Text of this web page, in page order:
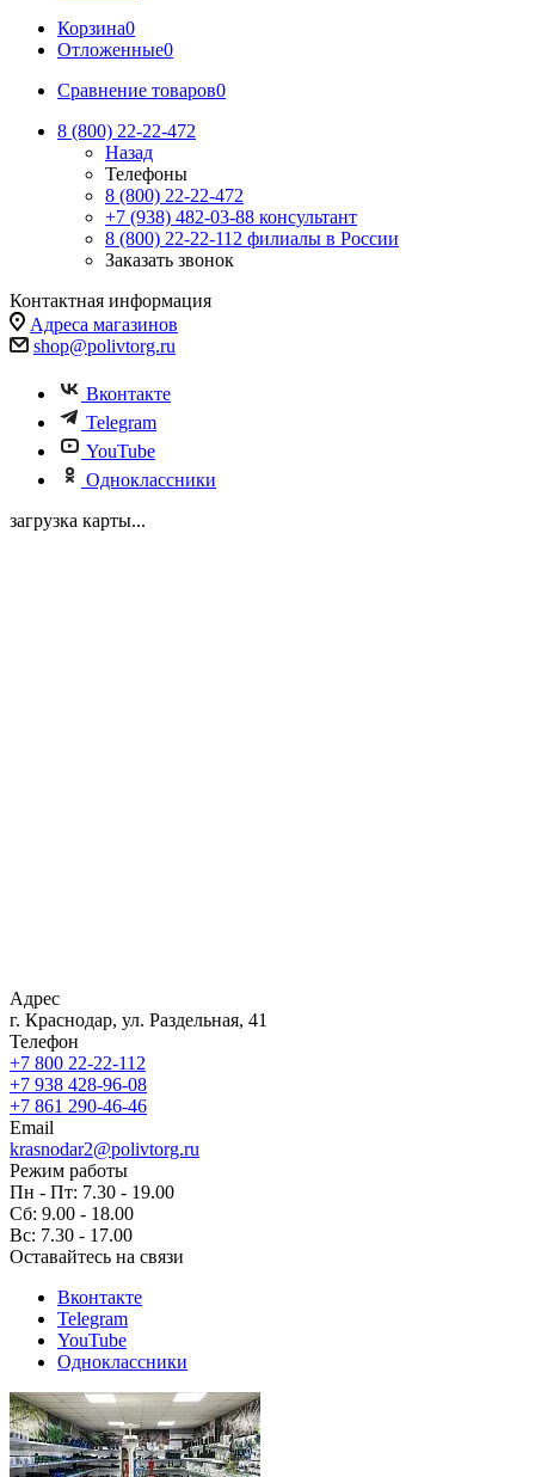
Корзина0
Отложенные0
Сравнение товаров0
8 (800) 22-22-472
Назад
Телефоны
8 (800) 22-22-472
+7 (938) 482-03-88 консультант
8 (800) 22-22-112 филиалы в России
Заказать звонок
Контактная информация
Адреса магазинов
shop@polivtorg.ru
Вконтакте
Telegram
YouTube
Одноклассники
загрузка карты...
Адрес
г. Краснодар, ул. Раздельная, 41
Телефон
+7 800 22-22-112
+7 938 428-96-08
+7 861 290-46-46
Email
krasnodar2@polivtorg.ru
Режим работы
Пн - Пт: 7.30 - 19.00
Сб: 9.00 - 18.00
Вс: 7.30 - 17.00
Оставайтесь на связи
Вконтакте
Telegram
YouTube
Одноклассники